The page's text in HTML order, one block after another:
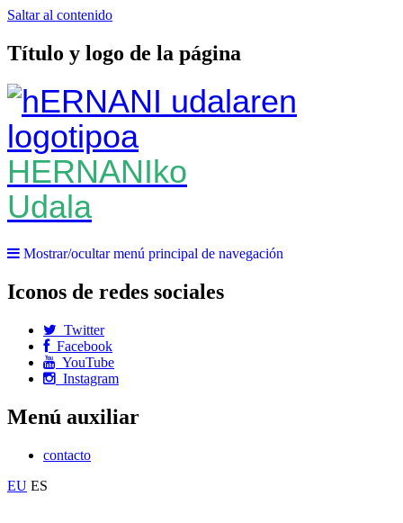
Saltar al contenido
Título y logo de la página
HERNANIko
Udala
Mostrar/ocultar menú principal de navegación
Iconos de redes sociales
Twitter
Facebook
YouTube
Instagram
Menú auxiliar
contacto
EU ES